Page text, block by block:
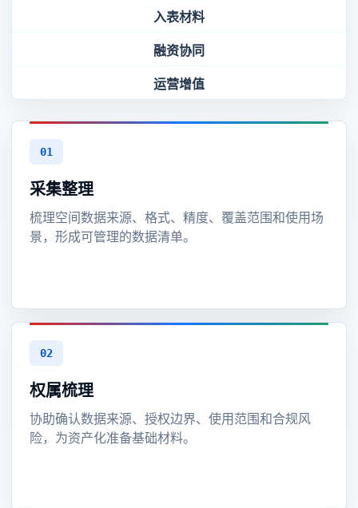
入表材料
融资协同
运营增值
01
采集整理
梳理空间数据来源、格式、精度、覆盖范围和使用场
景，形成可管理的数据清单。
02
权属梳理
协助确认数据来源、授权边界、使用范围和合规风
险，为资产化准备基础材料。